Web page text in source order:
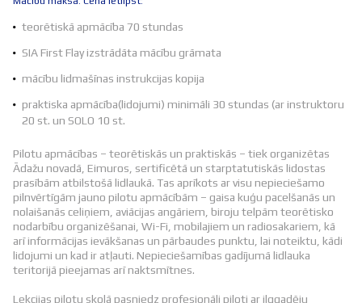
teorētiskā apmācība 70 stundas
SIA First Flay izstrādāta mācību grāmata
mācību lidmašīnas instrukcijas kopija
praktiska apmācība(lidojumi) minimāli 30 stundas (ar instruktoru
20 st. un SOLO 10 st.
Pilotu apmācības – teorētiskās un praktiskās – tiek organizētas
Ādažu novadā, Eimuros, sertificētā un starptatutiskās lidostas
prasībām atbilstošā lidlaukā. Tas aprīkots ar visu nepieciešamo
pilnvērtīgām jauno pilotu apmācībām – gaisa kuģu pacelšanās un
nolaišanās celiņiem, aviācijas angāriem, biroju telpām teorētisko
nodarbību organizēšanai, Wi-Fi, mobilajiem un radiosakariem, kā
arī informācijas ievākšanas un pārbaudes punktu, lai noteiktu, kādi
lidojumi un kad ir atļauti. Nepieciešamības gadījumā lidlauka
teritorijā pieejamas arī naktsmītnes.
Lekcijas pilotu skolā pasniedz profesionāli piloti ar ilggadēju